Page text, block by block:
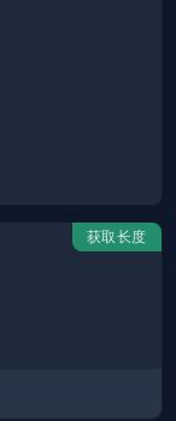
获取长度